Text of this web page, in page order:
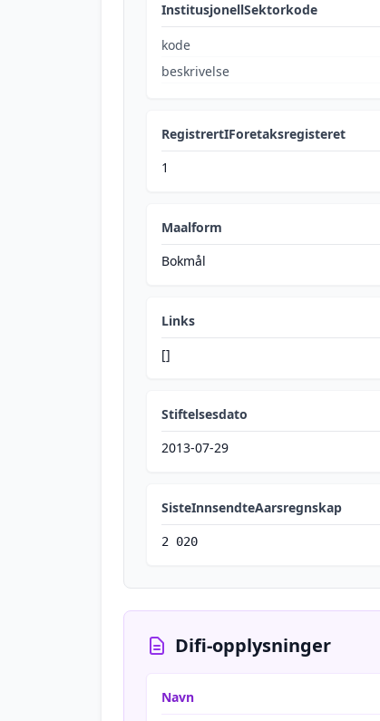
InstitusjonellSektorkode
kode
beskrivelse
RegistrertIForetaksregisteret
1
Maalform
Bokmål
Links
[]
Stiftelsesdato
2013-07-29
SisteInnsendteAarsregnskap
2 020
Difi-opplysninger
Navn